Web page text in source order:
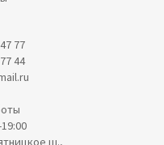
77
44
ш.,